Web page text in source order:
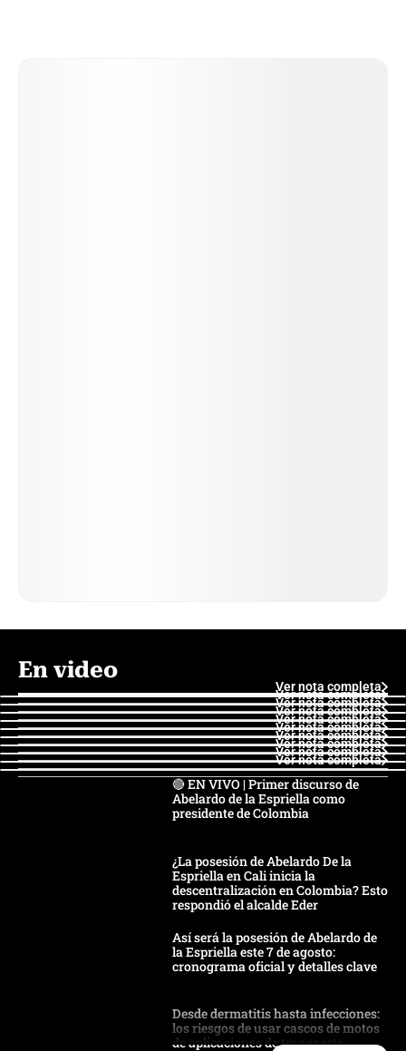
En video
Ver nota completa
Ver nota completa
Ver nota completa
Ver nota completa
Ver nota completa
Ver nota completa
Ver nota completa
Ver nota completa
Ver nota completa
Ver nota completa
🔴 EN VIVO | Primer discurso de
Abelardo de la Espriella como
presidente de Colombia
¿La posesión de Abelardo De la
Espriella en Cali inicia la
descentralización en Colombia? Esto
respondió el alcalde Eder
Así será la posesión de Abelardo de
la Espriella este 7 de agosto:
cronograma oficial y detalles clave
Desde dermatitis hasta infecciones:
los riesgos de usar cascos de motos
de aplicaciones de transporte